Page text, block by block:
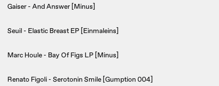
Gaiser - And Answer [Minus]
Seuil - Elastic Breast EP [Einmaleins]
Marc Houle - Bay Of Figs LP [Minus]
Renato Figoli - Serotonin Smile [Gumption 004]